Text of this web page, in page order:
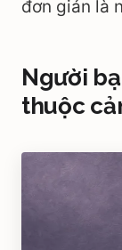
đơn giản là
Người
thuộc